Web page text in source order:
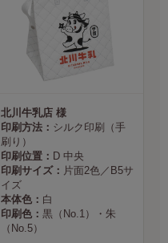
北川牛乳店 様
印刷方法： シルク印刷（手
刷り）
印刷位置： D 中央
印刷サイズ： 片面2色／B5サ
イズ
本体色： 白
印刷色： 黒（No.1）・朱
（No.5）